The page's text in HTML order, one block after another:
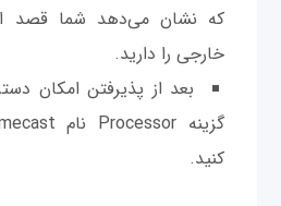
که نشان می‌دهد شما قصد
خارجی را دارید.
بعد از پذیرفتن امکان
کنید.